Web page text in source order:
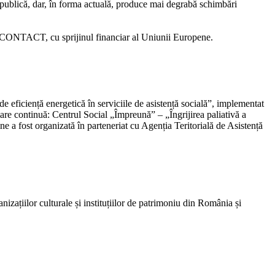
dar, în forma actuală, produce mai degrabă schimbări
cu sprijinul financiar al Uniunii Europene.
energetică în serviciile de asistență socială”, implementat
continuă: Centrul Social „Împreună” – „Îngrijirea paliativă a
a fost organizată în parteneriat cu Agenția Teritorială de Asistență
culturale și instituțiilor de patrimoniu din România și